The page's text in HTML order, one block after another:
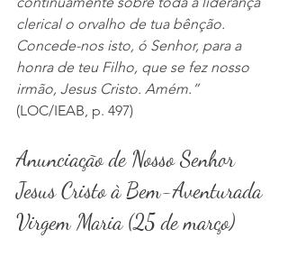
clerical o orvalho de tua bênção.
Concede-nos isto, ó Senhor, para a
honra de teu Filho, que se fez nosso
irmão, Jesus Cristo. Amém.”
(LOC/IEAB, p. 497)
Anunciação de Nosso Senhor
Jesus Cristo à Bem-Aventurada
Virgem Maria (25 de março)